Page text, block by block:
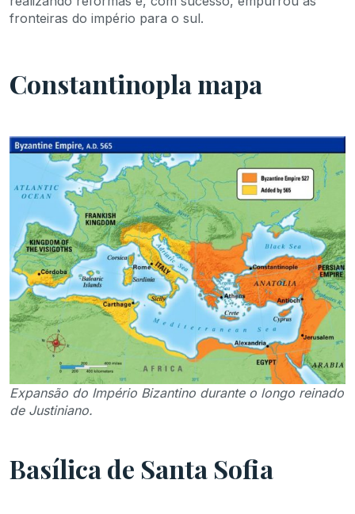
fronteiras do império para o sul.
Constantinopla mapa
Expansão do Império Bizantino durante o longo reinado
de Justiniano.
Basílica de Santa Sofia